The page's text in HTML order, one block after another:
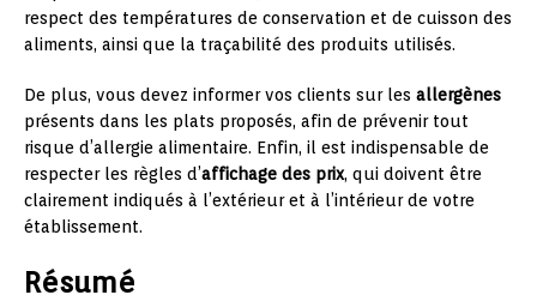
respect des températures de conservation et de cuisson des
aliments, ainsi que la traçabilité des produits utilisés.
De plus, vous devez informer vos clients sur les allergènes
présents dans les plats proposés, afin de prévenir tout
risque d’allergie alimentaire. Enfin, il est indispensable de
respecter les règles d’affichage des prix, qui doivent être
clairement indiqués à l’extérieur et à l’intérieur de votre
établissement.
Résumé